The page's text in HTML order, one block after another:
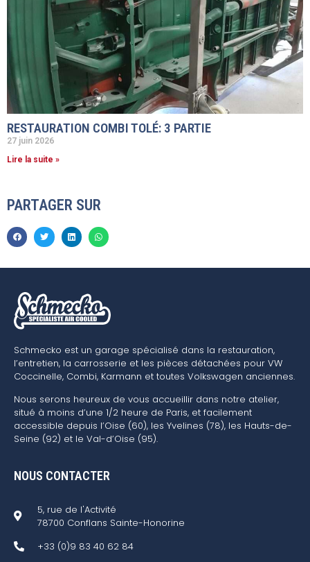
RESTAURATION COMBI TOLÉ: 3 PARTIE
27 juin 2026
Lire la suite »
PARTAGER SUR
Schmecko est un garage spécialisé dans la restauration,
l’entretien, la carrosserie et les pièces détachées pour VW
Coccinelle, Combi, Karmann et toutes Volkswagen anciennes.
Nous serons heureux de vous accueillir dans notre atelier,
situé à moins d’une 1/2 heure de Paris, et facilement
accessible depuis l’Oise (60), les Yvelines (78), les Hauts-de-
Seine (92) et le Val-d’Oise (95).
NOUS CONTACTER
5, rue de l'Activité
78700 Conflans Sainte-Honorine
+33 (0)9 83 40 62 84